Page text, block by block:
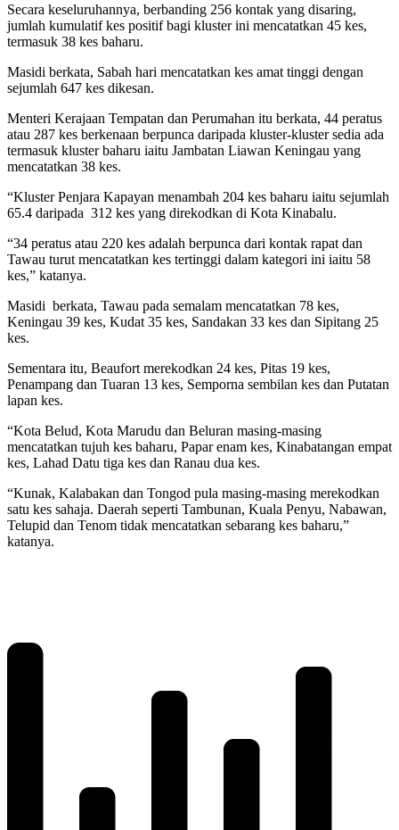
Secara keseluruhannya, berbanding 256 kontak yang disaring,
jumlah kumulatif kes positif bagi kluster ini mencatatkan 45 kes,
termasuk 38 kes baharu.
Masidi berkata, Sabah hari mencatatkan kes amat tinggi dengan
sejumlah 647 kes dikesan.
Menteri Kerajaan Tempatan dan Perumahan itu berkata, 44 peratus
atau 287 kes berkenaan berpunca daripada kluster-kluster sedia ada
termasuk kluster baharu iaitu Jambatan Liawan Keningau yang
mencatatkan 38 kes.
“Kluster Penjara Kapayan menambah 204 kes baharu iaitu sejumlah
65.4 daripada 312 kes yang direkodkan di Kota Kinabalu.
“34 peratus atau 220 kes adalah berpunca dari kontak rapat dan
Tawau turut mencatatkan kes tertinggi dalam kategori ini iaitu 58
kes,” katanya.
Masidi berkata, Tawau pada semalam mencatatkan 78 kes,
Keningau 39 kes, Kudat 35 kes, Sandakan 33 kes dan Sipitang 25
kes.
Sementara itu, Beaufort merekodkan 24 kes, Pitas 19 kes,
Penampang dan Tuaran 13 kes, Semporna sembilan kes dan Putatan
lapan kes.
“Kota Belud, Kota Marudu dan Beluran masing-masing
mencatatkan tujuh kes baharu, Papar enam kes, Kinabatangan empat
kes, Lahad Datu tiga kes dan Ranau dua kes.
“Kunak, Kalabakan dan Tongod pula masing-masing merekodkan
satu kes sahaja. Daerah seperti Tambunan, Kuala Penyu, Nabawan,
Telupid dan Tenom tidak mencatatkan sebarang kes baharu,”
katanya.